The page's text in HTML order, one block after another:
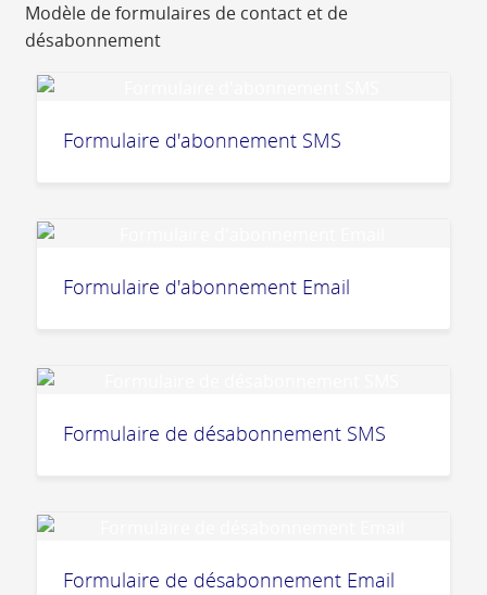
Modèle de formulaires de contact et de
désabonnement
Formulaire d'abonnement SMS
Formulaire d'abonnement Email
Formulaire de désabonnement SMS
Formulaire de désabonnement Email